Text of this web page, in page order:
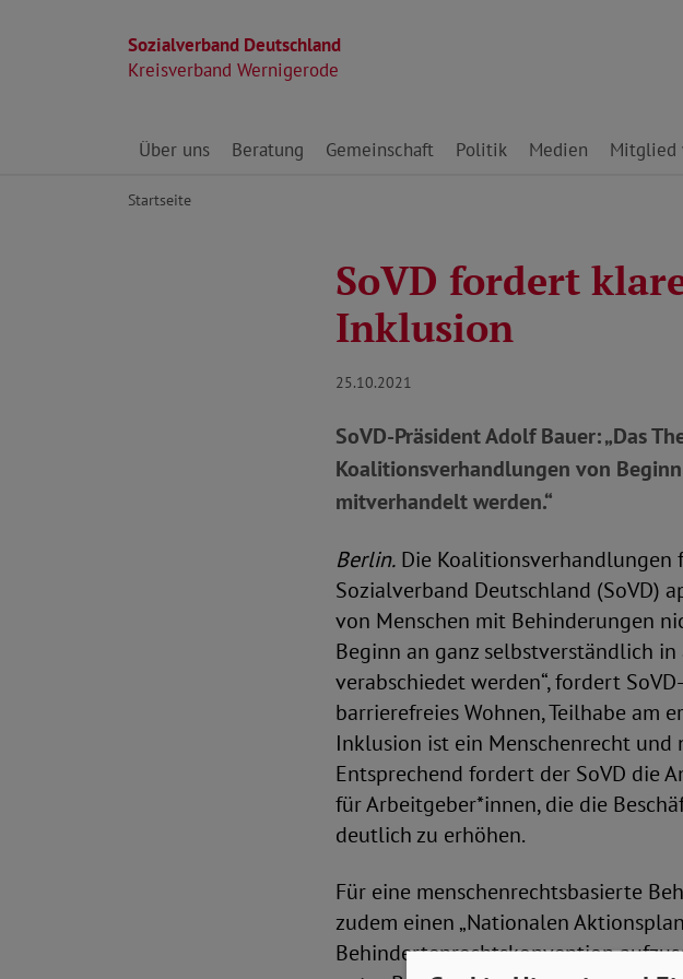
Sozialverband Deutschland
Kreisverband Wernigerode
Direkt zu den Inhalten springen
Über uns Beratung Gemeinschaft Politik Medien Mitglied
Startseite
SoVD fordert
Inklusion
25.10.2021
SoVD-Präsident Adolf Bauer: „Das
Koalitionsverhandlungen von
mitverhandelt werden.“
Berlin. Die Koalitionsverhandlungen
Sozialverband Deutschland (SoVD)
von Menschen mit Behinderungen
Beginn an ganz selbstverständlich
verabschiedet werden“, fordert
barrierefreies Wohnen, Teilhabe am
Inklusion ist ein Menschenrecht und
Entsprechend fordert der SoVD die
für Arbeitgeber*innen, die die
deutlich zu erhöhen.
Für eine menschenrechtsbasierte
zudem einen „Nationalen
Behindertenrechtskonvention